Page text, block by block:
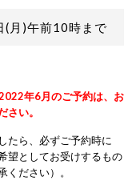
月)午前10時まで
年6月のご予約は、 お
さい。
たら、必ずご予約時に
望としてお受けするもの
ださい）。